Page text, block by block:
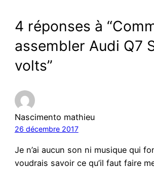
4 réponses à
assembler Audi Q7
volts”
Nascimento mathieu
26 décembre 2017
Je n’ai aucun son ni musique qui
voudrais savoir ce qu’il faut faire